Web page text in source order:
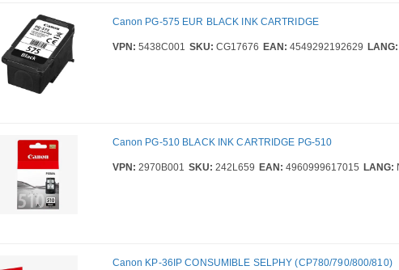
Canon PG-575 EUR BLACK INK CARTRIDGE
VPN: 5438C001 SKU: CG17676 EAN: 4549292192629 LANG:
Canon PG-510 BLACK INK CARTRIDGE PG-510
VPN: 2970B001 SKU: 242L659 EAN: 4960999617015 LANG:
Canon KP-36IP CONSUMIBLE SELPHY (CP780/790/800/810)